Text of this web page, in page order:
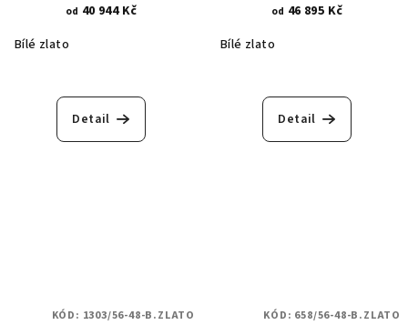
460
od 40 944 Kč
Bílé zlato
Detail
zirkonové křížky 1493
od 46 895 Kč
Bílé zlato
Detail
KÓD: 1303/56-48-B.ZLATO KÓD: 658/56-48-B.ZLATO